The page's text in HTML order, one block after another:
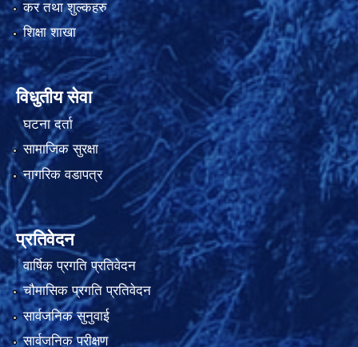
कर तथा शुल्कहरु
शिक्षा शाखा
विधुतीय सेवा
घटना दर्ता
सामाजिक सुरक्षा
नागरिक वडापत्र
प्रतिवेदन
वार्षिक प्रगति प्रतिवेदन
चौमासिक प्रगति प्रतिवेदन
सार्वजनिक सुनुवाई
सार्वजनिक परीक्षण